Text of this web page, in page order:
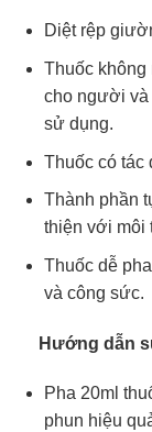
Diệt rệp
Thuốc không
cho người và
sử dụng.
Thuốc có tác
Thành phần
thiện với môi
Thuốc dễ
và công sức.
Hướng dẫn
Pha 20ml
phun hiệu